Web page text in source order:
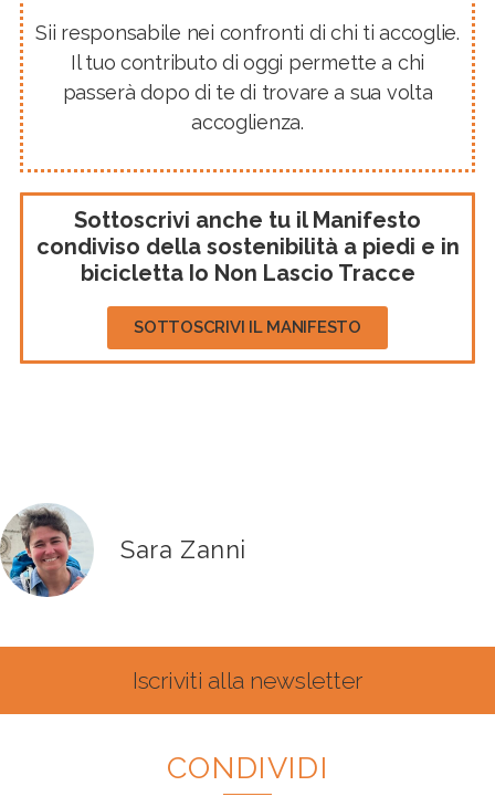
Sii responsabile nei confronti di chi ti accoglie.
Il tuo contributo di oggi permette a chi
passerà dopo di te di trovare a sua volta
accoglienza.
Sottoscrivi anche tu il Manifesto
condiviso della sostenibilità a piedi e in
bicicletta Io Non Lascio Tracce
SOTTOSCRIVI IL MANIFESTO
Sara Zanni
Iscriviti alla newsletter
CONDIVIDI